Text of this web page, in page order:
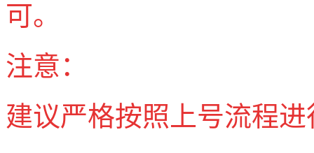
可。
注意：
建议严格按照上号流程